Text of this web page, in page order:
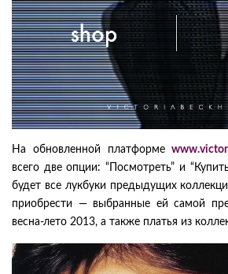
На обновленной платформе
всего две опции: “Посмотреть” и
будет все лукбуки предыдущих
приобрести — выбранные ей самой
весна-лето 2013, а также платья из